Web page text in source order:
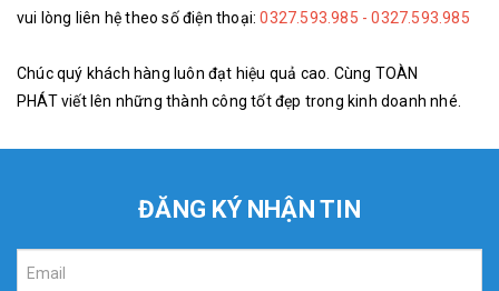
vui lòng liên hệ theo số điện thoại:0327.593.985 - 0327.593.985
Chúc quý khách hàng luôn đạt hiệu quả cao. Cùng TOÀN
PHÁT viết lên những thành công tốt đẹp trong kinh doanh nhé.
ĐĂNG KÝ NHẬN TIN